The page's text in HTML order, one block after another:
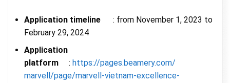
Application timeline : from November 1, 2023 to
February 29, 2024
Application
platform
: https://pages.beamery.com/
marvell/page/marvell-vietnam-excellence-